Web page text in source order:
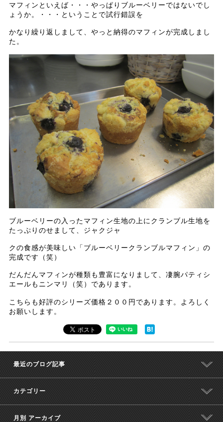
マフィンといえば・・・やっぱりブルーベリーではないでし
ょうか。・・・ということで試行錯誤を
かなり繰り返しまして、やっと納得のマフィンが完成しまし
た。
ブルーベリーの入ったマフィン生地の上にクランブル生地を
たっぷりのせまして、ジャクジャ
クの食感が美味しい「ブルーベリークランブルマフィン」の
完成です（笑）
だんだんマフィンが種類も豊富になりまして、凄腕パティシ
エールもニンマリ（笑）であります。
こちらも好評のシリーズ価格２００円であります。よろしく
お願いします。
最近のブログ記事
カテゴリー
月別 アーカイブ